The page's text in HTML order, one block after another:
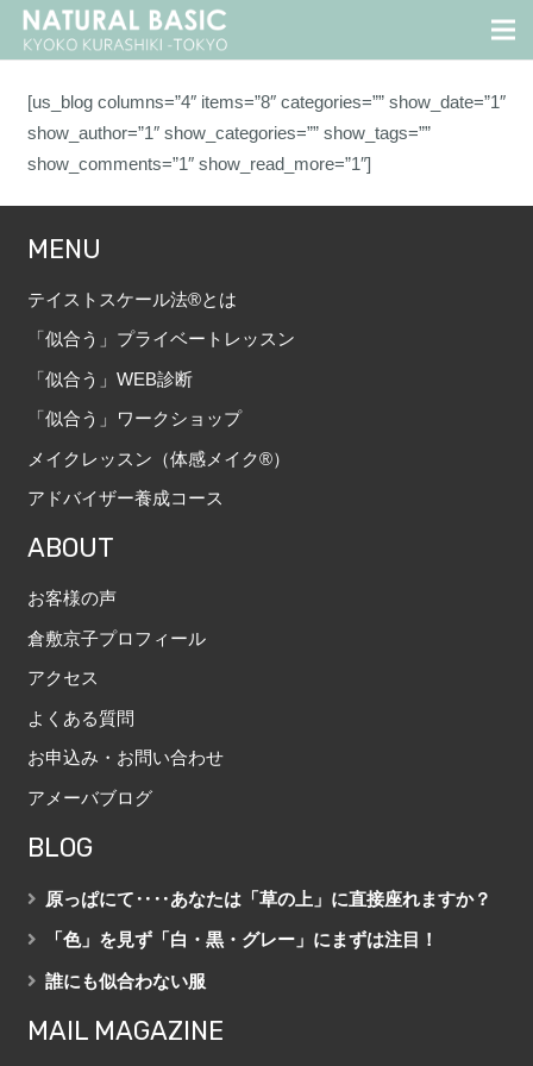
[us_blog columns=”4″ items=”8″ categories=”” show_date=”1″
show_author=”1″ show_categories=”” show_tags=””
show_comments=”1″ show_read_more=”1″]
MENU
テイストスケール法®とは
「似合う」プライベートレッスン
「似合う」WEB診断
「似合う」ワークショップ
メイクレッスン（体感メイク®）
アドバイザー養成コース
ABOUT
お客様の声
倉敷京子プロフィール
アクセス
よくある質問
お申込み・お問い合わせ
アメーバブログ
BLOG
原っぱにて‥‥あなたは「草の上」に直接座れますか？
「色」を見ず「白・黒・グレー」にまずは注目！
誰にも似合わない服
MAIL MAGAZINE